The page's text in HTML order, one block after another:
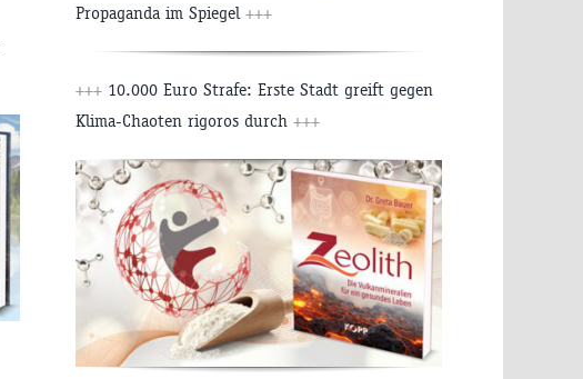
Propaganda im Spiegel +++
+++ 10.000 Euro Strafe: Erste Stadt greift gegen
Klima-Chaoten rigoros durch +++